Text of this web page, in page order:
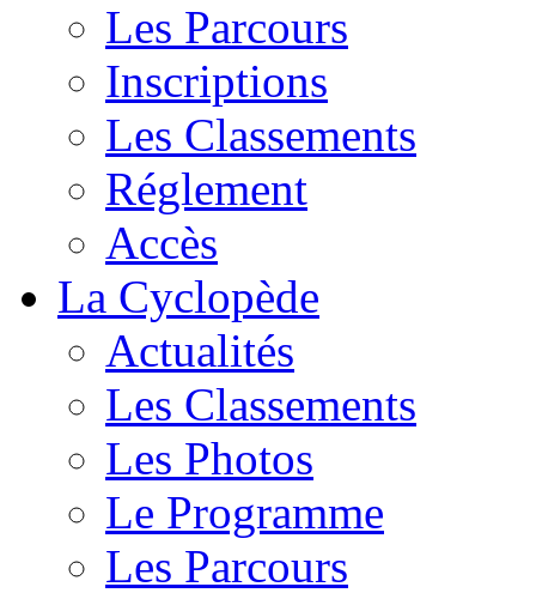
Les Parcours
Inscriptions
Les Classements
Réglement
Accès
La Cyclopède
Actualités
Les Classements
Les Photos
Le Programme
Les Parcours